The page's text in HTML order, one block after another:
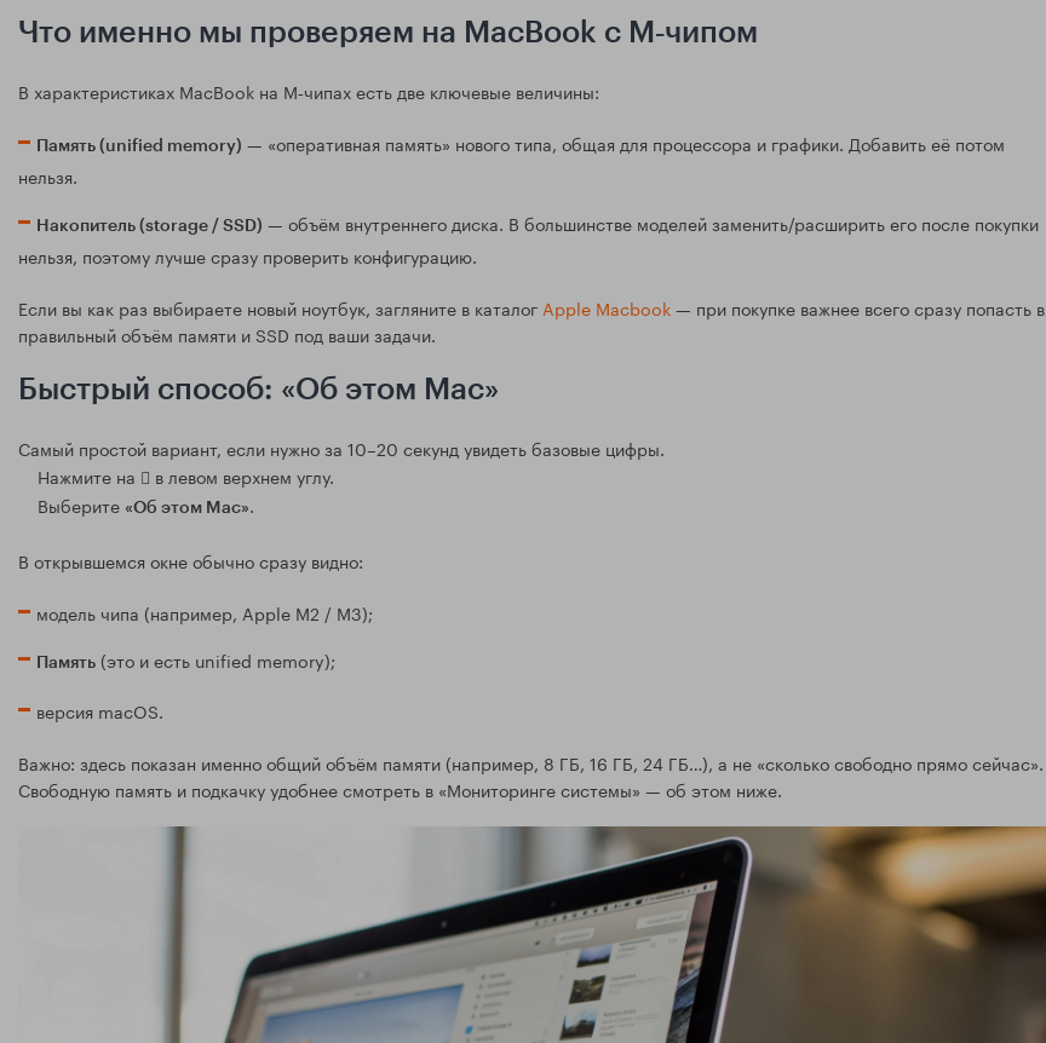
Что именно мы проверяем на MacBook с M‑чипом
В характеристиках MacBook на M‑чипах есть две ключевые величины:
Память (unified memory) — «оперативная память» нового типа, общая для процессора и графики. Добавить её потом
нельзя.
Накопитель (storage / SSD) — объём внутреннего диска. В большинстве моделей заменить/расширить его после покупки
нельзя, поэтому лучше сразу проверить конфигурацию.
Если вы как раз выбираете новый ноутбук, загляните в каталогApple Macbook— при покупке важнее всего сразу попасть в
правильный объём памяти и SSD под ваши задачи.
Быстрый способ: «Об этом Mac»
Самый простой вариант, если нужно за 10–20 секунд увидеть базовые цифры.
Нажмите на  в левом верхнем углу.
Выберите «Об этом Mac».
В открывшемся окне обычно сразу видно:
модель чипа (например, Apple M2 / M3);
Память (это и есть unified memory);
версия macOS.
Важно: здесь показан именно общий объём памяти (например, 8 ГБ, 16 ГБ, 24 ГБ…), а не «сколько свободно прямо сейчас».
Свободную память и подкачку удобнее смотреть в «Мониторинге системы» — об этом ниже.